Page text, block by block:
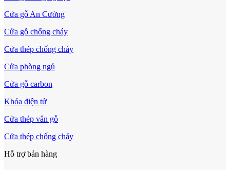
Cửa gỗ An Cường
Cửa gỗ chống cháy
Cửa thép chống cháy
Cửa phòng ngủ
Cửa gỗ carbon
Khóa điện tử
Cửa thép vân gỗ
Cửa thép chống cháy
Hỗ trợ bán hàng